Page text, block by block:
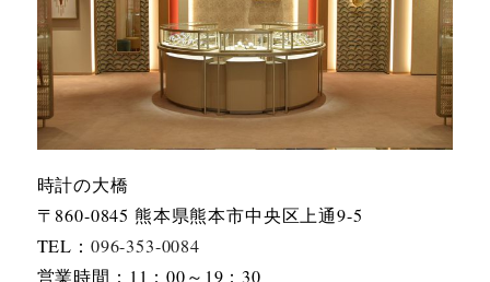
時計の大橋
〒860-0845 熊本県熊本市中央区上通9-5
TEL： 096-353-0084
営業時間：11：00～19：30